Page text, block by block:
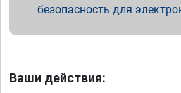
безопасность для
Ваши действия: